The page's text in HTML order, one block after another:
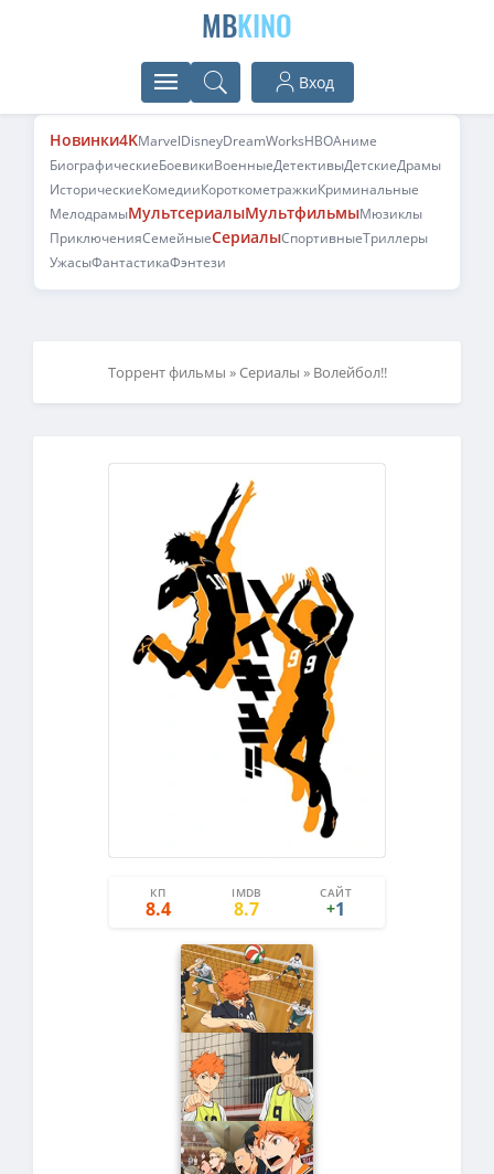
MBKINO
Вход
Новинки4KMarvelDisneyDreamWorksHBOАниме
БиографическиеБоевикиВоенныеДетективыДетскиеДрамы
ИсторическиеКомедииКороткометражкиКриминальные
МелодрамыМультсериалыМультфильмыМюзиклы
ПриключенияСемейныеСериалыСпортивныеТриллеры
УжасыФантастикаФэнтези
Торрент фильмы »Сериалы » Волейбол!!
КП
8.4
IMDB
8.7
САЙТ
10
+1